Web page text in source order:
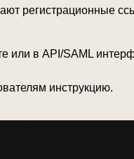
инструкцию.
или в API/SAML
регистрационные